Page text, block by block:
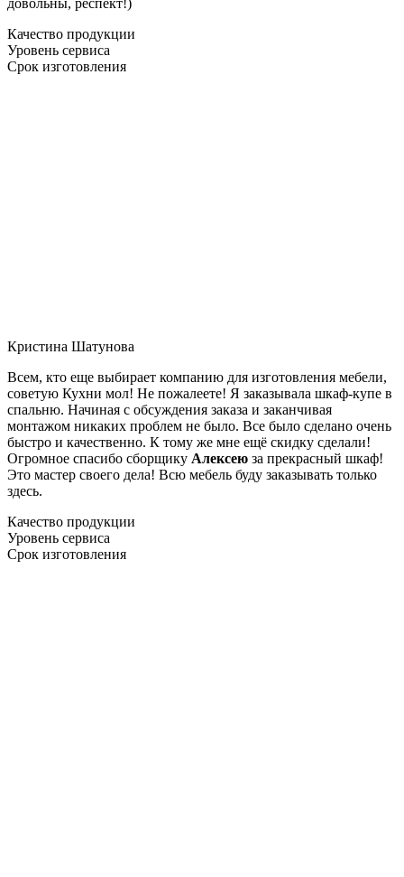
Качество продукции
Уровень сервиса
Срок изготовления
Кристина Шатунова
Всем, кто еще выбирает компанию для изготовления мебели,
советую Кухни мол! Не пожалеете! Я заказывала шкаф-купе в
спальню. Начиная с обсуждения заказа и заканчивая
монтажом никаких проблем не было. Все было сделано очень
быстро и качественно. К тому же мне ещё скидку сделали!
Огромное спасибо сборщику Алексею за прекрасный шкаф!
Это мастер своего дела! Всю мебель буду заказывать только
здесь.
Качество продукции
Уровень сервиса
Срок изготовления